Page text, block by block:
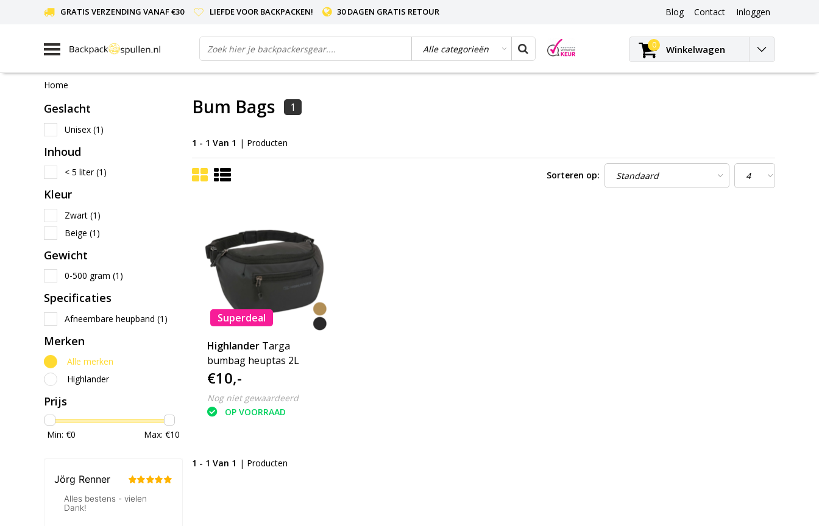
GRATIS VERZENDING VANAF €30 LIEFDE VOOR BACKPACKEN! 30 DAGEN GRATIS RETOUR Blog
Blog
Contact Inloggen
0 Winkelwagen
Home
Geslacht
Unisex (1)
Inhoud
< 5 liter(1)
Kleur
Zwart (1)
Beige (1)
Gewicht
0-500 gram (1)
Specificaties
Afneembare heupband (1)
Merken
Alle merken
Highlander
Prijs
Min: €0 Max: €10
Bum Bags 1
1 - 1 Van 1 | Producten
Sorteren op:
Superdeal
Highlander Targa
bumbag heuptas 2L
€10,-
Nog niet gewaardeerd
OP VOORRAAD
1 - 1 Van 1 | Producten